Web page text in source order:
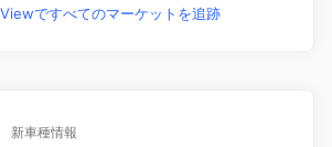
ですべてのマーケットを追跡
新車種情報